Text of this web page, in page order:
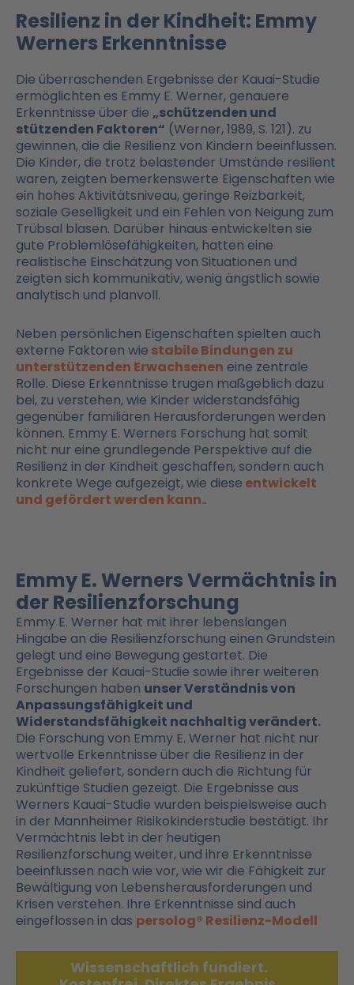
Resilienz in der Kindheit: Emmy
Werners Erkenntnisse
Die überraschenden Ergebnisse der Kauai-Studie
ermöglichten es Emmy E. Werner, genauere
Erkenntnisse über die „schützenden und
stützenden Faktoren“ (Werner, 1989, S. 121). zu
gewinnen, die die Resilienz von Kindern beeinflussen.
Die Kinder, die trotz belastender Umstände resilient
waren, zeigten bemerkenswerte Eigenschaften wie
ein hohes Aktivitätsniveau, geringe Reizbarkeit,
soziale Geselligkeit und ein Fehlen von Neigung zum
Trübsal blasen. Darüber hinaus entwickelten sie
gute Problemlösefähigkeiten, hatten eine
realistische Einschätzung von Situationen und
zeigten sich kommunikativ, wenig ängstlich sowie
analytisch und planvoll.
Neben persönlichen Eigenschaften spielten auch
externe Faktoren wie stabile Bindungen zu
unterstützenden Erwachsenen eine zentrale
Rolle. Diese Erkenntnisse trugen maßgeblich dazu
bei, zu verstehen, wie Kinder widerstandsfähig
gegenüber familiären Herausforderungen werden
können. Emmy E. Werners Forschung hat somit
nicht nur eine grundlegende Perspektive auf die
Resilienz in der Kindheit geschaffen, sondern auch
konkrete Wege aufgezeigt, wie diese entwickelt
und gefördert werden kann..
Emmy E. Werners Vermächtnis in
der Resilienzforschung
Emmy E. Werner hat mit ihrer lebenslangen
Hingabe an die Resilienzforschung einen Grundstein
gelegt und eine Bewegung gestartet. Die
Ergebnisse der Kauai-Studie sowie ihrer weiteren
Forschungen haben unser Verständnis von
Anpassungsfähigkeit und
Widerstandsfähigkeit nachhaltig verändert.
Die Forschung von Emmy E. Werner hat nicht nur
wertvolle Erkenntnisse über die Resilienz in der
Kindheit geliefert, sondern auch die Richtung für
zukünftige Studien gezeigt. Die Ergebnisse aus
Werners Kauai-Studie wurden beispielsweise auch
in der Mannheimer Risikokinderstudie bestätigt. Ihr
Vermächtnis lebt in der heutigen
Resilienzforschung weiter, und ihre Erkenntnisse
beeinflussen nach wie vor, wie wir die Fähigkeit zur
Bewältigung von Lebensherausforderungen und
Krisen verstehen. Ihre Erkenntnisse sind auch
eingeflossen in das persolog® Resilienz-Modell
Wissenschaftlich fundiert.